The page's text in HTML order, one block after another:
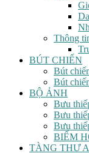
Thông
BÚT CHIẾN
Bút
Bút
BỘ ẢNH
Bưu
Bưu
Bưu
BIẾM
TÀNG THƯ